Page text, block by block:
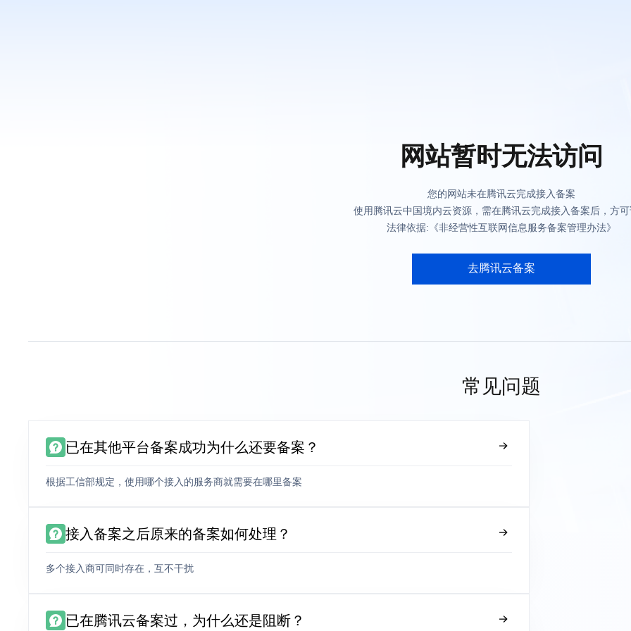
网站暂时无法访问
您的网站未在腾讯云完成接入备案
使用腾讯云中国境内云资源，需在腾讯云完成接入备案后，方
法律依据:《非经营性互联网信息服务备案管理办法》
去腾讯云备案
常见问题
已在其他平台备案成功为什么还要备案？
根据工信部规定，使用哪个接入的服务商就需要在哪里备案
接入备案之后原来的备案如何处理？
多个接入商可同时存在，互不干扰
已在腾讯云备案过，为什么还是阻断？